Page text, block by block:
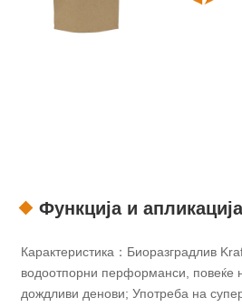
Функција и
Карактеристика：Биоразградлив
водоотпорни перформанси, повеќе
дождливи денови; Употреба на